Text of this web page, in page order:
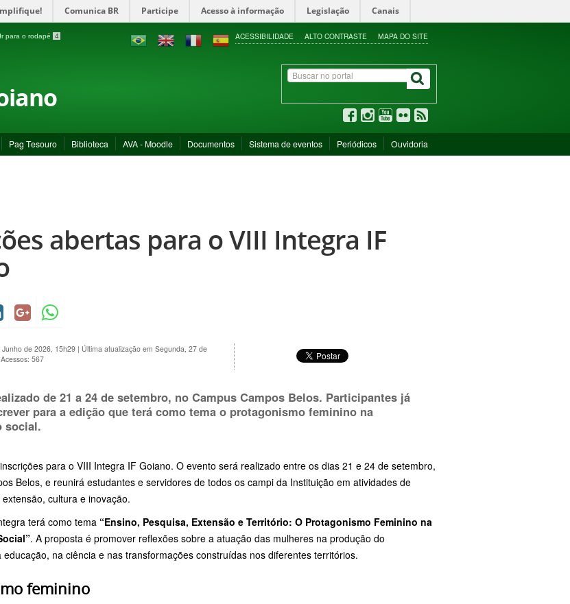
Comunica BR Participe Acesso à informação Legislação Canais
Ir para o rodapé 4 ACESSIBILIDADE ALTO CONTRASTE MAPA DO SITE
Pag Tesouro Biblioteca AVA - Moodle Documentos Sistema de eventos Periódicos Ouvidoria
abertas para o VIII Integra IF
Junho de 2026, 15h29 | Última atualização em Segunda, 27 de
Acessos: 567
de 21 a 24 de setembro, no Campus Campos Belos. Participantes já
para a edição que terá como tema o protagonismo feminino na
social.
para o VIII Integra IF Goiano. O evento será realizado entre os dias 21 e 24 de setembro,
Belos, e reunirá estudantes e servidores de todos os campi da Instituição em atividades de
cultura e inovação.
terá como tema “Ensino, Pesquisa, Extensão e Território: O Protagonismo Feminino na
. A proposta é promover reflexões sobre a atuação das mulheres na produção do
educação, na ciência e nas transformações construídas nos diferentes territórios.
feminino